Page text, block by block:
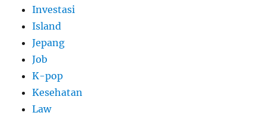
Investasi
Island
Jepang
Job
K-pop
Kesehatan
Law